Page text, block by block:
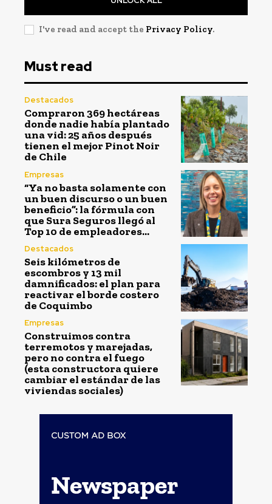
I've read and accept the Privacy Policy.
Must read
Destacados
Compraron 369 hectáreas
donde nadie había plantado
una vid: 25 años después
tienen el mejor Pinot Noir
de Chile
Empresas
“Ya no basta solamente con
un buen discurso o un buen
beneficio”: la fórmula con
que Sura Seguros llegó al
Top 10 de empleadores...
Destacados
Seis kilómetros de
escombros y 13 mil
damnificados: el plan para
reactivar el borde costero
de Coquimbo
Empresas
Construimos contra
terremotos y marejadas,
pero no contra el fuego
(esta constructora quiere
cambiar el estándar de las
viviendas sociales)